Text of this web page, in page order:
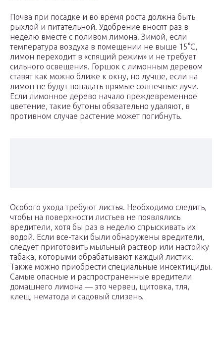
Почва при посадке и во время роста должна быть
рыхлой и питательной. Удобрение вносят раз в
неделю вместе с поливом лимона. Зимой, если
температура воздуха в помещении не выше 15°С,
лимон переходит в «спящий режим» и не требует
сильного освещения. Горшок с лимонным деревом
ставят как можно ближе к окну, но лучше, если на
лимон не будут попадать прямые солнечные лучи.
Если лимонное дерево начало преждевременное
цветение, такие бутоны обязательно удаляют, в
противном случае растение может погибнуть.
Особого ухода требуют листья. Необходимо следить,
чтобы на поверхности листьев не появлялись
вредители, хотя бы раз в неделю спрыскивать их
водой. Если все-таки были обнаружены вредители,
следует приготовить мыльный раствор или настойку
табака, которыми обрабатывают каждый листик.
Также можно приобрести специальные инсектициды.
Самые опасные и распространенные вредители
домашнего лимона — это червец, щитовка, тля,
клещ, нематода и садовый слизень.